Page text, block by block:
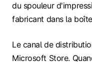
du spouleur
fabricant dans la
Le canal de
Microsoft Store.